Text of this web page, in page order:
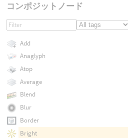
コンポジットノード
Add
Anaglyph
Atop
Average
Blend
Blur
Border
Bright